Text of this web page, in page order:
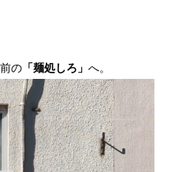
の 「麺処しろ」 へ。